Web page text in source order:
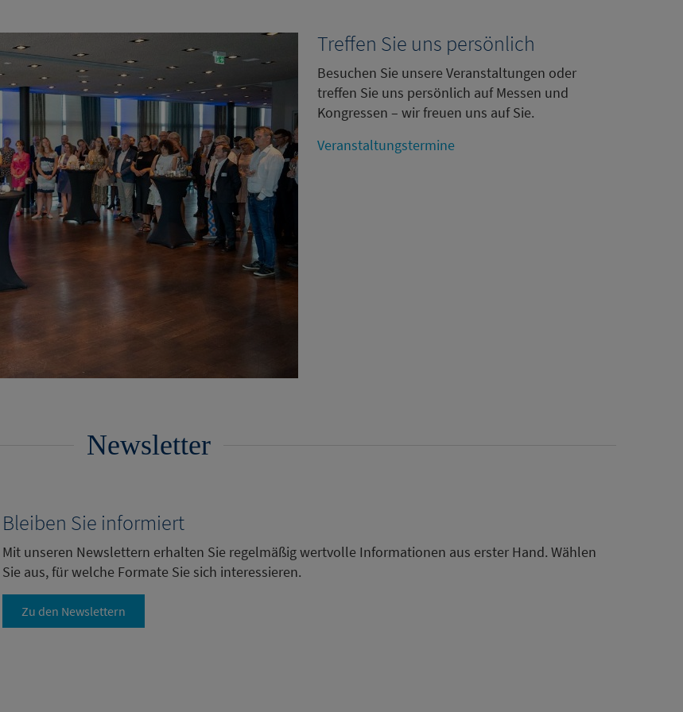
Treffen Sie uns persönlich
Besuchen Sie unsere Veranstaltungen oder
treffen Sie uns persönlich auf Messen und
Kongressen – wir freuen uns auf Sie.
Veranstaltungstermine
Newsletter
Bleiben Sie informiert
Mit unseren Newslettern erhalten Sie regelmäßig wertvolle Informationen aus erster Hand. Wählen
Sie aus, für welche Formate Sie sich interessieren.
Zu den Newslettern